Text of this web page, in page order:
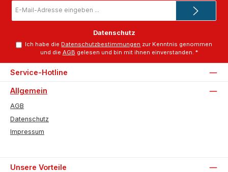
Mail-
Datenschutz
Ich habe die Datenschutzbestimmungen zur Kenntnis genommen
und die AGB gelesen und bin mit ihnen einverstanden. *
Service-Hotline
Allgemein
AGB
Datenschutz
Impressum
Unsere Vorteile